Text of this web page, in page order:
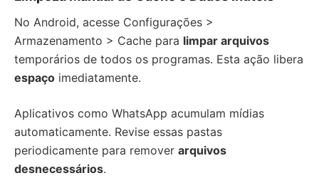
No Android, acesse Configurações >
Armazenamento > Cache para limpar arquivos
temporários de todos os programas. Esta ação libera
espaço imediatamente.
Aplicativos como WhatsApp acumulam mídias
automaticamente. Revise essas pastas
periodicamente para remover arquivos
desnecessários.